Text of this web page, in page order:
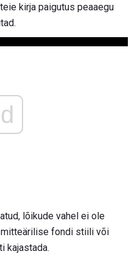
kirja paigutus peaaegu
lõikude vahel ei ole
fondi stiili või
kajastada.